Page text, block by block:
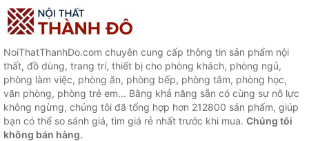
NoiThatThanhDo.com chuyên cung cấp thông tin sản phẩm nội
thất, đồ dùng, trang trí, thiết bị cho phòng khách, phòng ngủ,
phòng làm việc, phòng ăn, phòng bếp, phòng tắm, phòng học,
văn phòng, phòng trẻ em... Bằng khả năng sẵn có cùng sự nỗ lực
không ngừng, chúng tôi đã tổng hợp hơn 212800 sản phẩm, giúp
bạn có thể so sánh giá, tìm giá rẻ nhất trước khi mua. Chúng tôi
không bán hàng.